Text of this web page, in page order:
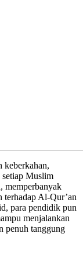
keberkahan,
Muslim
memperbanyak
terhadap Al-Qur’an
para pendidik pun
menjalankan
penuh tanggung